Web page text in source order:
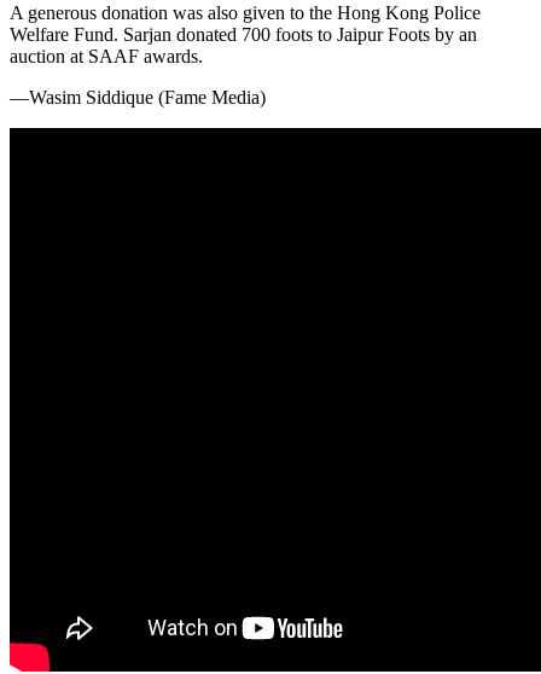
A generous donation was also given to the Hong Kong Police
Welfare Fund. Sarjan donated 700 foots to Jaipur Foots by an
auction at SAAF awards.
—Wasim Siddique (Fame Media)